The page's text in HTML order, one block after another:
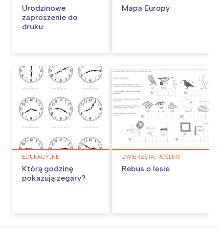
Urodzinowe
zaproszenie do
druku
Mapa Europy
EDUKACYJNE
Którą godzinę
pokazują zegary?
ZWIERZĘTA, ROŚLINY
Rebus o lesie